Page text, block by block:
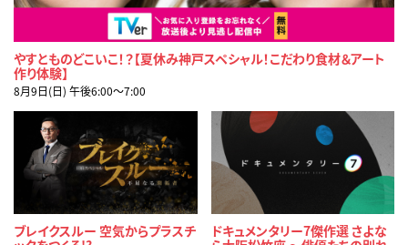
やすとものどこいこ！？【夏休み神戸スペシャル！こだわり食材＆アート
作り体験】
8月9日(日) 午後6:00〜7:00
ブレイクスルー 空気からプラスチ
ドキュメンタリー7傑作選 さよな